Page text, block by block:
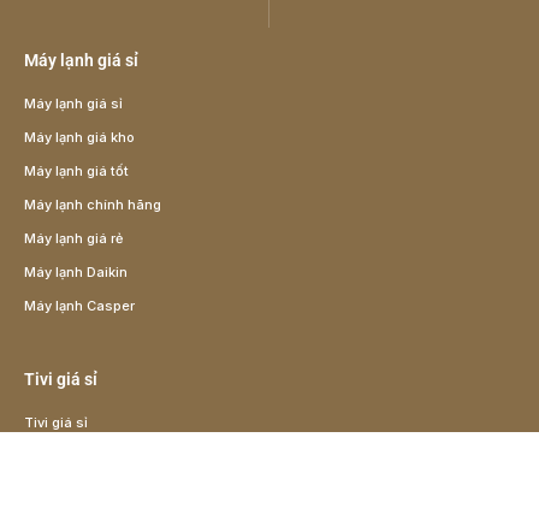
Máy lạnh giá sỉ
Máy lạnh giá sỉ
Máy lạnh giá kho
Máy lạnh giá tốt
Máy lạnh chính hãng
Máy lạnh giá rẻ
Máy lạnh Daikin
Máy lạnh Casper
Tivi giá sỉ
Tivi giá sỉ